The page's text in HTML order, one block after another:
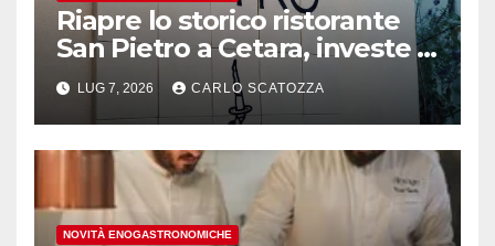
Riapre lo storico ristorante
San Pietro a Cetara, investe il
gruppo Armatore
LUG 7, 2026 CARLO SCATOZZA
NOVITÀ ENOGASTRONOMICHE